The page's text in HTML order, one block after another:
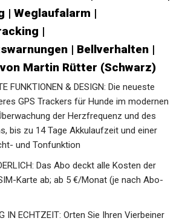
| Weglaufalarm |
|
| Bellverhalten |
Martin Rütter (Schwarz)
FUNKTIONEN & DESIGN: Die neueste
GPS Trackers für Hunde im modernen
der Herzfrequenz und des
bis zu 14 Tage Akkulaufzeit und einer
und Tonfunktion
Das Abo deckt alle Kosten der
Karte ab; ab 5 €/Monat (je nach Abo-
IN ECHTZEIT: Orten Sie Ihren Vierbeiner